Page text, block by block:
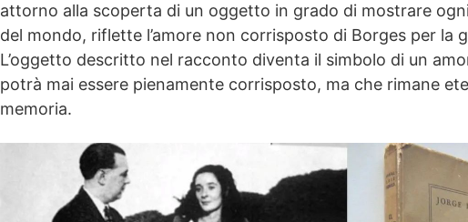
attorno alla scoperta di un oggetto in grado di mostrare
del mondo, riflette l’amore non corrisposto di Borges per la
L’oggetto descritto nel racconto diventa il simbolo di un
potrà mai essere pienamente corrisposto, ma che rimane
memoria.